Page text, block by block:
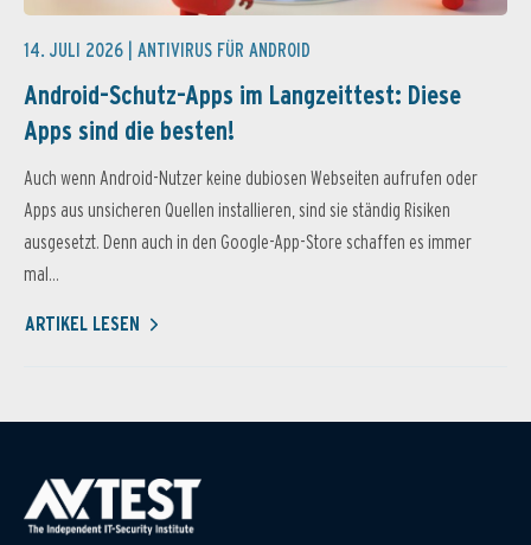
14. JULI 2026 | ANTIVIRUS FÜR ANDROID
Android-Schutz-Apps im Langzeittest: Diese
Apps sind die besten!
Auch wenn Android-Nutzer keine dubiosen Webseiten aufrufen oder
Apps aus unsicheren Quellen installieren, sind sie ständig Risiken
ausgesetzt. Denn auch in den Google-App-Store schaffen es immer
mal...
ARTIKEL LESEN